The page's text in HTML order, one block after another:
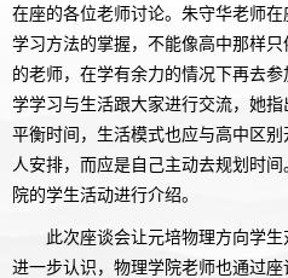
在座的各位老师讨论。朱守华老师
学习方法的掌握，不能像高中那样
的老师，在学有余力的情况下再去
学学习与生活跟大家进行交流，她
平衡时间，生活模式也应与高中区
人安排，而应是自己主动去规划时
院的学生活动进行介绍。
此次座谈会让元培物理方向学
进一步认识，物理学院老师也通过